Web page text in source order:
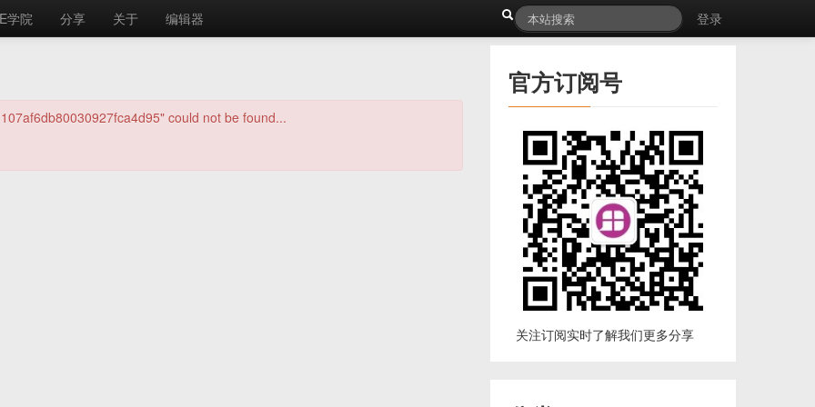
学院 分享 关于 编辑器 登录
could not be found...
官方订阅号
关注订阅实时了解我们更多分享